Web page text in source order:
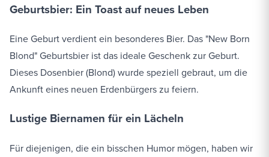
Geburtsbier: Ein Toast auf neues Leben
Eine Geburt verdient ein besonderes Bier. Das "New Born
Blond" Geburtsbier ist das ideale Geschenk zur Geburt.
Dieses Dosenbier (Blond) wurde speziell gebraut, um die
Ankunft eines neuen Erdenbürgers zu feiern.
Lustige Biernamen für ein Lächeln
Für diejenigen, die ein bisschen Humor mögen, haben wir